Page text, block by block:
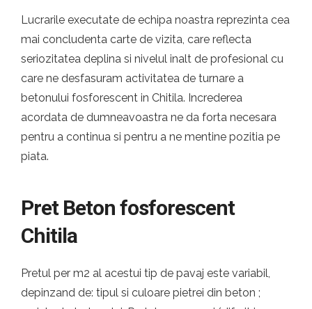
Lucrarile executate de echipa noastra reprezinta cea
mai concludenta carte de vizita, care reflecta
seriozitatea deplina si nivelul inalt de profesional cu
care ne desfasuram activitatea de turnare a
betonului fosforescent in Chitila. Increderea
acordata de dumneavoastra ne da forta necesara
pentru a continua si pentru a ne mentine pozitia pe
piata.
Pret Beton fosforescent
Chitila
Pretul per m2 al acestui tip de pavaj este variabil,
depinzand de: tipul si culoare pietrei din beton ;